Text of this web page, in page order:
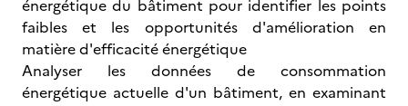
énergétique du bâtiment pour identifier les points
faibles et les opportunités d'amélioration en
matière d'efficacité énergétique
Analyser les données de consommation
énergétique actuelle d'un bâtiment, en examinant